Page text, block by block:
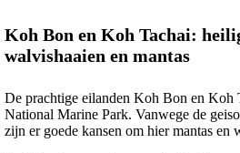
Koh Bon en Koh Tachai:
walvishaaien en mantas
De prachtige eilanden Koh Bon en Koh
National Marine Park. Vanwege de
zijn er goede kansen om hier mantas en